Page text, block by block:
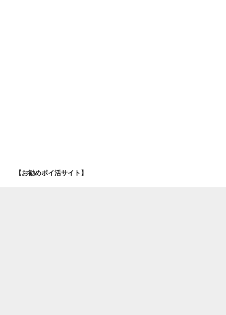
【お勧めポイ活サイト】